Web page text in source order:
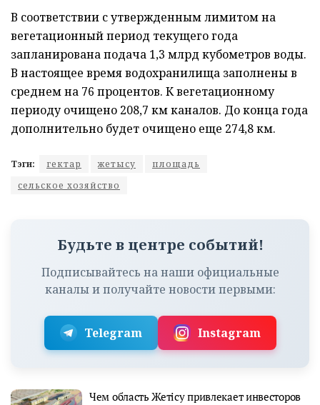
В соответствии с утвержденным лимитом на
вегетационный период текущего года
запланирована подача 1,3 млрд кубометров воды.
В настоящее время водохранилища заполнены в
среднем на 76 процентов. К вегетационному
периоду очищено 208,7 км каналов. До конца года
дополнительно будет очищено еще 274,8 км.
Тэги: гектар жетысу
площадь
сельское хозяйство
Будьте в центре событий!
Подписывайтесь на наши официальные
каналы и получайте новости первыми:
Telegram Instagram
Чем область Жетісу привлекает инвесторов